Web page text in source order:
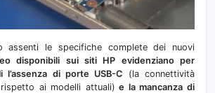
assenti le specifiche complete dei nuovi
disponibili sui siti HP evidenziano per
l’assenza di porte USB-C (la connettività
ai modelli attuali) e la mancanza di